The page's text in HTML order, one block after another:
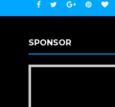
SPONSOR